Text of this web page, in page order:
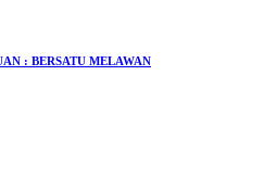
: BERSATU MELAWAN